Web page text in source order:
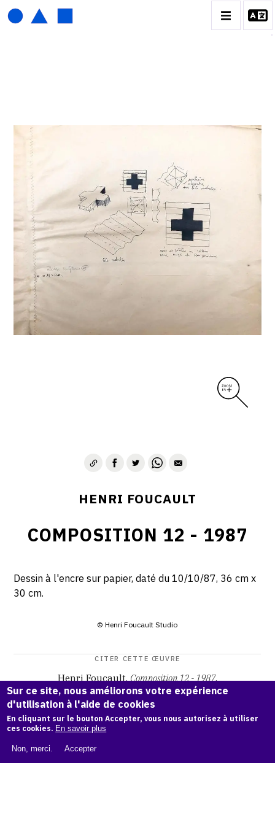
CATALOGUE DES OEUVRES
01_SCULPTURE
02_PHOTOGRAPHIQUE
03_COLLAGES
04_DESSINS
05_MONOTYPE
HENRI FOUCAULT
COMPOSITION 12 - 1987
Dessin à l'encre sur papier, daté du 10/10/87, 36 cm x
30 cm.
© Henri Foucault Studio
CITER CETTE ŒUVRE
Henri Foucault, Composition 12 - 1987.
Catalogue raisonné Henri Foucault, OAM.ark:38997/o17f
pj
COPIER LA CITATION
Sur ce site, nous améliorons votre expérience
d'utilisation à l'aide de cookies
En cliquant sur le bouton Accepter, vous nous autorisez à utiliser
ces cookies. En savoir plus
Non, merci. Accepter